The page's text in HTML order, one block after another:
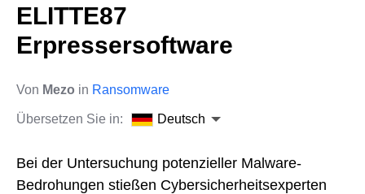
ELITTE87
Erpressersoftware
Von Mezo in Ransomware
Übersetzen Sie in: Deutsch
Bei der Untersuchung potenzieller Malware-
Bedrohungen stießen Cybersicherheitsexperten